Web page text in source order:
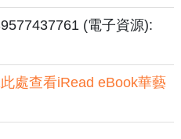
(電子資源):
處查看iRead eBook華藝